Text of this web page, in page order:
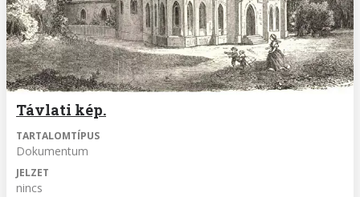
Távlati kép.
TARTALOMTÍPUS
Dokumentum
JELZET
nincs